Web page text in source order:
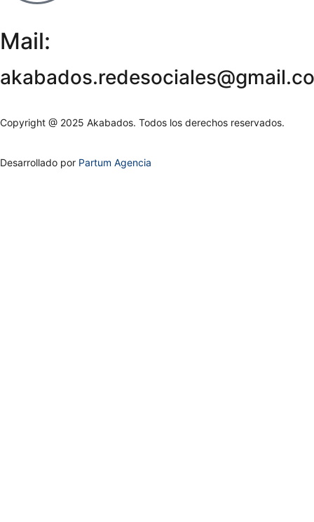
Mail:
Copyright @ 2025 Akabados. Todos los derechos reservados.
Desarrollado por Partum Agencia